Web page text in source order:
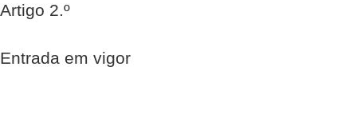
Artigo 2.º
Entrada em vigor